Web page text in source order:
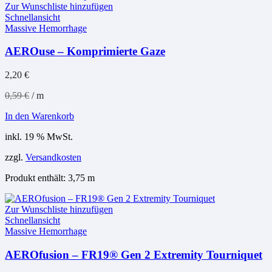
Zur Wunschliste hinzufügen
Schnellansicht
Massive Hemorrhage
AEROuse – Komprimierte Gaze
2,20 €
0,59€ /m
In den Warenkorb
inkl. 19 % MwSt.
zzgl. Versandkosten
Produkt enthält: 3,75 m
Zur Wunschliste hinzufügen
Schnellansicht
Massive Hemorrhage
AEROfusion – FR19® Gen 2 Extremity Tourniquet